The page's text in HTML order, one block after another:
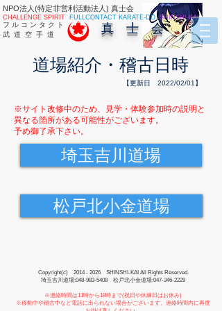
真 士 会
CHALLENGE SPIRIT FULLCONTACT KARATE-DO SHINSHI-KAI
フ ル コ ン タ ク ト
武 道 空 手 道
NPO法人(特定非営利活動法人) 真士会
道場紹介・稽古日時
【更新日 2022/02/01】
※サイト改修中のため、見学・体験参加時の説明と
異なる箇所がある可能性がございます。
予め御了承下さい。
埼玉吉川道場
松戸北小金道場
Copyright(c)2014 - 2026SHINSHI-KAI All Rights Reserved.
埼玉吉川道場:048-983-5408 松戸北小金道場:047-346-2229
※連絡時間は11時から18時まで(祝日や休練日はお休み)
※移動中や稽古中など電話に出られない場合がございます。連絡時間内に再度